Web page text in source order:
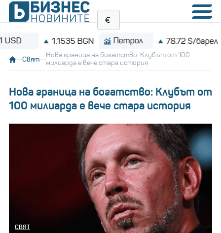
1.1535 BGN Петрол 78.72 $/барел
Свят
Нова граница на богатство: Клубът от 100
милиарда е вече стара история
Нова граница на богатство: Клубът от
100 милиарда е вече стара история
СВЯТ